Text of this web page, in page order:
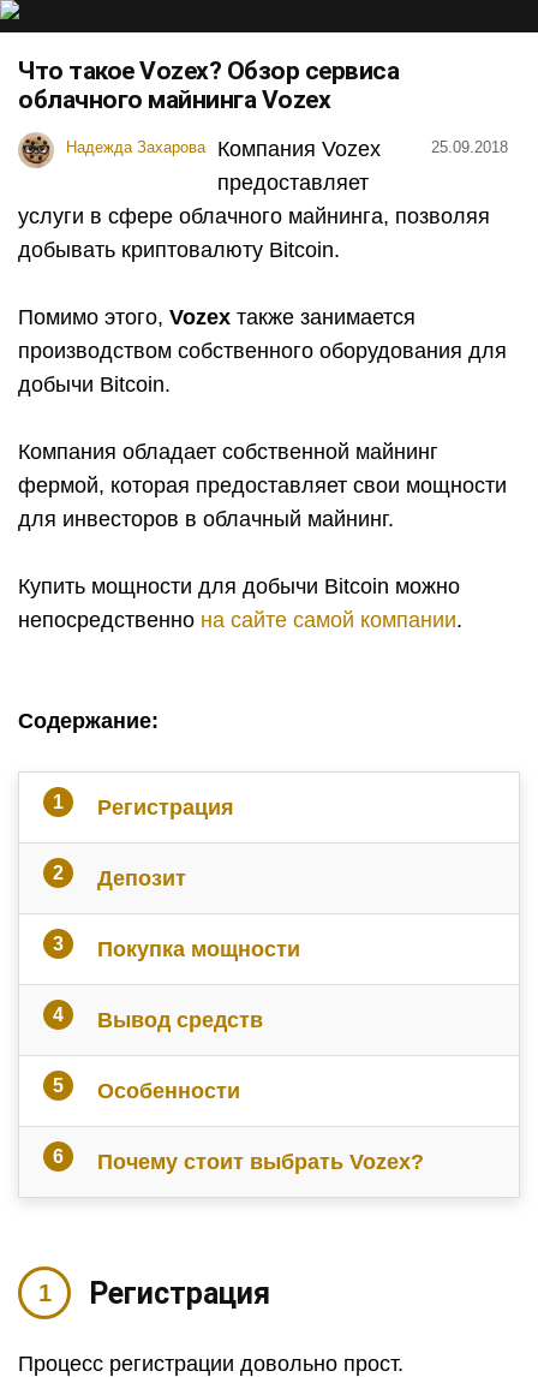
Что такое Vozex? Обзор сервиса
облачного майнинга Vozex
Надежда Захарова 25.09.2018
Компания Vozex
предоставляет
услуги в сфере облачного майнинга, позволяя
добывать криптовалюту Bitcoin.
Помимо этого, Vozex также занимается
производством собственного оборудования для
добычи Bitcoin.
Компания обладает собственной майнинг
фермой, которая предоставляет свои мощности
для инвесторов в облачный майнинг.
Купить мощности для добычи Bitcoin можно
непосредственно на сайте самой компании.
Содержание:
Регистрация
Депозит
Покупка мощности
Вывод средств
Особенности
Почему стоит выбрать Vozex?
Регистрация
Процесс регистрации довольно прост.